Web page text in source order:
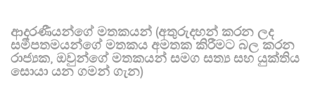
ආදරණීයන්ගේ මතකයන් (අතුරුදහන් කරන ලද
සමීපතමයන්ගේ මතකය අමතක කිරීමට බල කරන
රාජ්‍යක, ඔවුන්ගේ මතකයන් සමග සත්‍ය සහ යුක්තිය
සොයා යන ගමන් ගැන)